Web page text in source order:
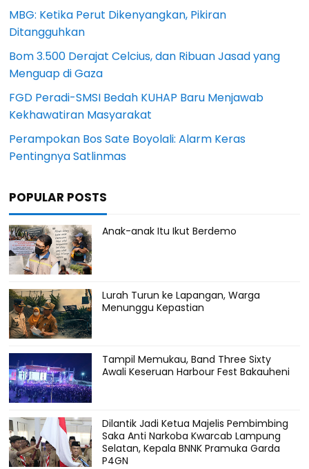
MBG: Ketika Perut Dikenyangkan, Pikiran
Ditangguhkan
Bom 3.500 Derajat Celcius, dan Ribuan Jasad yang
Menguap di Gaza
FGD Peradi-SMSI Bedah KUHAP Baru Menjawab
Kekhawatiran Masyarakat
Perampokan Bos Sate Boyolali: Alarm Keras
Pentingnya Satlinmas
POPULAR POSTS
Anak-anak Itu Ikut Berdemo
Lurah Turun ke Lapangan, Warga
Menunggu Kepastian
Tampil Memukau, Band Three Sixty
Awali Keseruan Harbour Fest Bakauheni
Dilantik Jadi Ketua Majelis Pembimbing
Saka Anti Narkoba Kwarcab Lampung
Selatan, Kepala BNNK Pramuka Garda
P4GN